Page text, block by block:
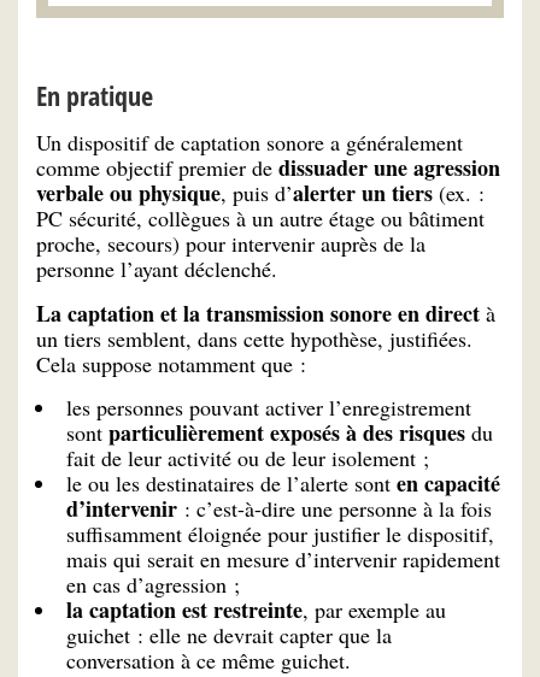
En pratique
Un dispositif de captation sonore a généralement
comme objectif premier de dissuader une agression
verbale ou physique, puis d’alerter un tiers (ex. :
PC sécurité, collègues à un autre étage ou bâtiment
proche, secours) pour intervenir auprès de la
personne l’ayant déclenché.
La captation et la transmission sonore en direct à
un tiers semblent, dans cette hypothèse, justifiées.
Cela suppose notamment que :
les personnes pouvant activer l’enregistrement
sont particulièrement exposés à des risques du
fait de leur activité ou de leur isolement ;
le ou les destinataires de l’alerte sont en capacité
d’intervenir : c’est-à-dire une personne à la fois
suffisamment éloignée pour justifier le dispositif,
mais qui serait en mesure d’intervenir rapidement
en cas d’agression ;
la captation est restreinte, par exemple au
guichet : elle ne devrait capter que la
conversation à ce même guichet.